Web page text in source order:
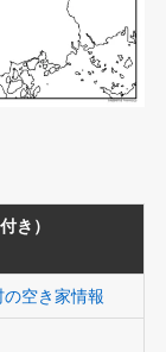
き）
の空き家情報